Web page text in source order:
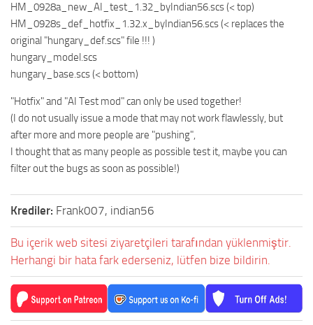
HM_0928a_new_AI_test_1.32_byIndian56.scs (< top)
HM_0928s_def_hotfix_1.32.x_byIndian56.scs (< replaces the
original "hungary_def.scs" file !!! )
hungary_model.scs
hungary_base.scs (< bottom)
"Hotfix" and "AI Test mod" can only be used together!
(I do not usually issue a mode that may not work flawlessly, but
after more and more people are "pushing",
I thought that as many people as possible test it, maybe you can
filter out the bugs as soon as possible!)
Krediler: Frank007, indian56
Bu içerik web sitesi ziyaretçileri tarafından yüklenmiştir.
Herhangi bir hata fark ederseniz, lütfen bize bildirin.